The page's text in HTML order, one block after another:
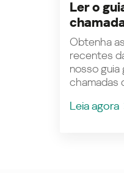
Ler o
Obtenha
recentes
nosso
chamadas
Leia agora